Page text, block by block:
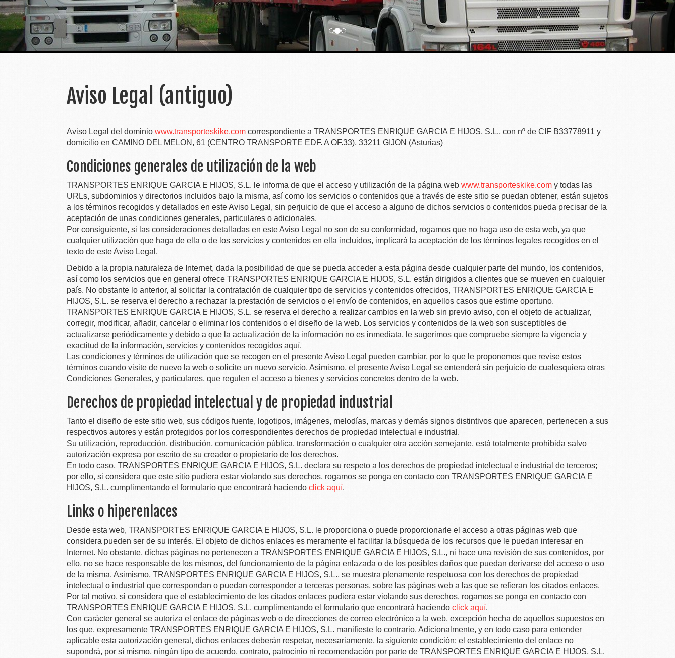
Aviso Legal (antiguo)
Aviso Legal del dominio www.transporteskike.com correspondiente a TRANSPORTES ENRIQUE GARCIA E HIJOS, S.L., con nº de CIF B33778911 y
domicilio en CAMINO DEL MELON, 61 (CENTRO TRANSPORTE EDF. A OF.33), 33211 GIJON (Asturias)
Condiciones generales de utilización de la web
TRANSPORTES ENRIQUE GARCIA E HIJOS, S.L. le informa de que el acceso y utilización de la página web www.transporteskike.com y todas las
URLs, subdominios y directorios incluidos bajo la misma, así como los servicios o contenidos que a través de este sitio se puedan obtener, están sujetos
a los términos recogidos y detallados en este Aviso Legal, sin perjuicio de que el acceso a alguno de dichos servicios o contenidos pueda precisar de la
aceptación de unas condiciones generales, particulares o adicionales.
Por consiguiente, si las consideraciones detalladas en este Aviso Legal no son de su conformidad, rogamos que no haga uso de esta web, ya que
cualquier utilización que haga de ella o de los servicios y contenidos en ella incluidos, implicará la aceptación de los términos legales recogidos en el
texto de este Aviso Legal.
Debido a la propia naturaleza de Internet, dada la posibilidad de que se pueda acceder a esta página desde cualquier parte del mundo, los contenidos,
así como los servicios que en general ofrece TRANSPORTES ENRIQUE GARCIA E HIJOS, S.L. están dirigidos a clientes que se mueven en cualquier
país. No obstante lo anterior, al solicitar la contratación de cualquier tipo de servicios y contenidos ofrecidos, TRANSPORTES ENRIQUE GARCIA E
HIJOS, S.L. se reserva el derecho a rechazar la prestación de servicios o el envío de contenidos, en aquellos casos que estime oportuno.
TRANSPORTES ENRIQUE GARCIA E HIJOS, S.L. se reserva el derecho a realizar cambios en la web sin previo aviso, con el objeto de actualizar,
corregir, modificar, añadir, cancelar o eliminar los contenidos o el diseño de la web. Los servicios y contenidos de la web son susceptibles de
actualizarse periódicamente y debido a que la actualización de la información no es inmediata, le sugerimos que compruebe siempre la vigencia y
exactitud de la información, servicios y contenidos recogidos aquí.
Las condiciones y términos de utilización que se recogen en el presente Aviso Legal pueden cambiar, por lo que le proponemos que revise estos
términos cuando visite de nuevo la web o solicite un nuevo servicio. Asimismo, el presente Aviso Legal se entenderá sin perjuicio de cualesquiera otras
Condiciones Generales, y particulares, que regulen el acceso a bienes y servicios concretos dentro de la web.
Derechos de propiedad intelectual y de propiedad industrial
Tanto el diseño de este sitio web, sus códigos fuente, logotipos, imágenes, melodías, marcas y demás signos distintivos que aparecen, pertenecen a sus
respectivos autores y están protegidos por los correspondientes derechos de propiedad intelectual e industrial.
Su utilización, reproducción, distribución, comunicación pública, transformación o cualquier otra acción semejante, está totalmente prohibida salvo
autorización expresa por escrito de su creador o propietario de los derechos.
En todo caso, TRANSPORTES ENRIQUE GARCIA E HIJOS, S.L. declara su respeto a los derechos de propiedad intelectual e industrial de terceros;
por ello, si considera que este sitio pudiera estar violando sus derechos, rogamos se ponga en contacto con TRANSPORTES ENRIQUE GARCIA E
HIJOS, S.L. cumplimentando el formulario que encontrará haciendo click aquí.
Links o hiperenlaces
Desde esta web, TRANSPORTES ENRIQUE GARCIA E HIJOS, S.L. le proporciona o puede proporcionarle el acceso a otras páginas web que
considera pueden ser de su interés. El objeto de dichos enlaces es meramente el facilitar la búsqueda de los recursos que le puedan interesar en
Internet. No obstante, dichas páginas no pertenecen a TRANSPORTES ENRIQUE GARCIA E HIJOS, S.L., ni hace una revisión de sus contenidos, por
ello, no se hace responsable de los mismos, del funcionamiento de la página enlazada o de los posibles daños que puedan derivarse del acceso o uso
de la misma. Asimismo, TRANSPORTES ENRIQUE GARCIA E HIJOS, S.L., se muestra plenamente respetuosa con los derechos de propiedad
intelectual o industrial que correspondan o puedan corresponder a terceras personas, sobre las páginas web a las que se refieran los citados enlaces.
Por tal motivo, si considera que el establecimiento de los citados enlaces pudiera estar violando sus derechos, rogamos se ponga en contacto con
TRANSPORTES ENRIQUE GARCIA E HIJOS, S.L. cumplimentando el formulario que encontrará haciendo click aquí.
Con carácter general se autoriza el enlace de páginas web o de direcciones de correo electrónico a la web, excepción hecha de aquellos supuestos en
los que, expresamente TRANSPORTES ENRIQUE GARCIA E HIJOS, S.L. manifieste lo contrario. Adicionalmente, y en todo caso para entender
aplicable esta autorización general, dichos enlaces deberán respetar, necesariamente, la siguiente condición: el establecimiento del enlace no
supondrá, por sí mismo, ningún tipo de acuerdo, contrato, patrocinio ni recomendación por parte de TRANSPORTES ENRIQUE GARCIA E HIJOS, S.L.